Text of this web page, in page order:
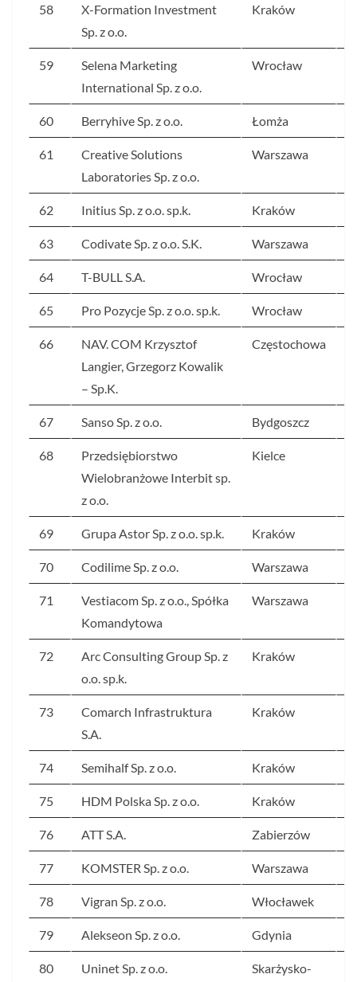
58
X-Formation Investment
Sp. z o.o.
Kraków
59
Selena Marketing
International Sp. z o.o.
Wrocław
60 Berryhive Sp. z o.o. Łomża
61
Creative Solutions
Laboratories Sp. z o.o.
Warszawa
62 Initius Sp. z o.o. sp.k. Kraków
63 Codivate Sp. z o.o. S.K. Warszawa
64 T-BULL S.A. Wrocław
65 Pro Pozycje Sp. z o.o. sp.k. Wrocław
66
NAV. COM Krzysztof
Langier, Grzegorz Kowalik
– Sp.K.
Częstochowa
67 Sanso Sp. z o.o. Bydgoszcz
68
Przedsiębiorstwo
Wielobranżowe Interbit sp.
z o.o.
Kielce
69 Grupa Astor Sp. z o.o. sp.k. Kraków
70 Codilime Sp. z o.o. Warszawa
71
Vestiacom Sp. z o.o., Spółka
Komandytowa
Warszawa
72
Arc Consulting Group Sp. z
o.o. sp.k.
Kraków
73
Comarch Infrastruktura
S.A.
Kraków
74 Semihalf Sp. z o.o. Kraków
75 HDM Polska Sp. z o.o. Kraków
76 ATT S.A. Zabierzów
77 KOMSTER Sp. z o.o. Warszawa
78 Vigran Sp. z o.o. Włocławek
79 Alekseon Sp. z o.o. Gdynia
80 Uninet Sp. z o.o. Skarżysko-